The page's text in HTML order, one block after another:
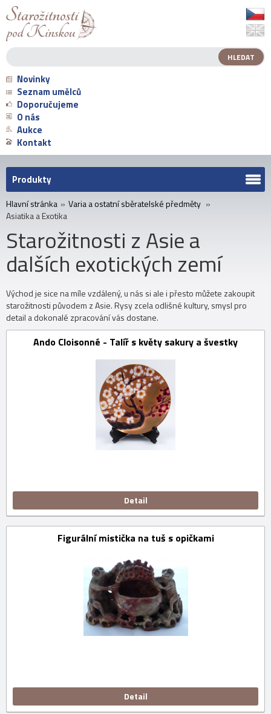
Novinky
Seznam umělců
Doporučujeme
O nás
Aukce
Kontakt
Produkty
Hlavní stránka » Varia a ostatní sběratelské předměty »
Asiatika a Exotika
Starožitnosti z Asie a
dalších exotických zemí
Východ je sice na míle vzdálený, u nás si ale i přesto můžete zakoupit
starožitnosti původem z Asie. Rysy zcela odlišné kultury, smysl pro
detail a dokonalé zpracování vás dostane.
Ando Cloisonné - Talíř s květy sakury a švestky
Detail
Figurální mistička na tuš s opičkami
Detail